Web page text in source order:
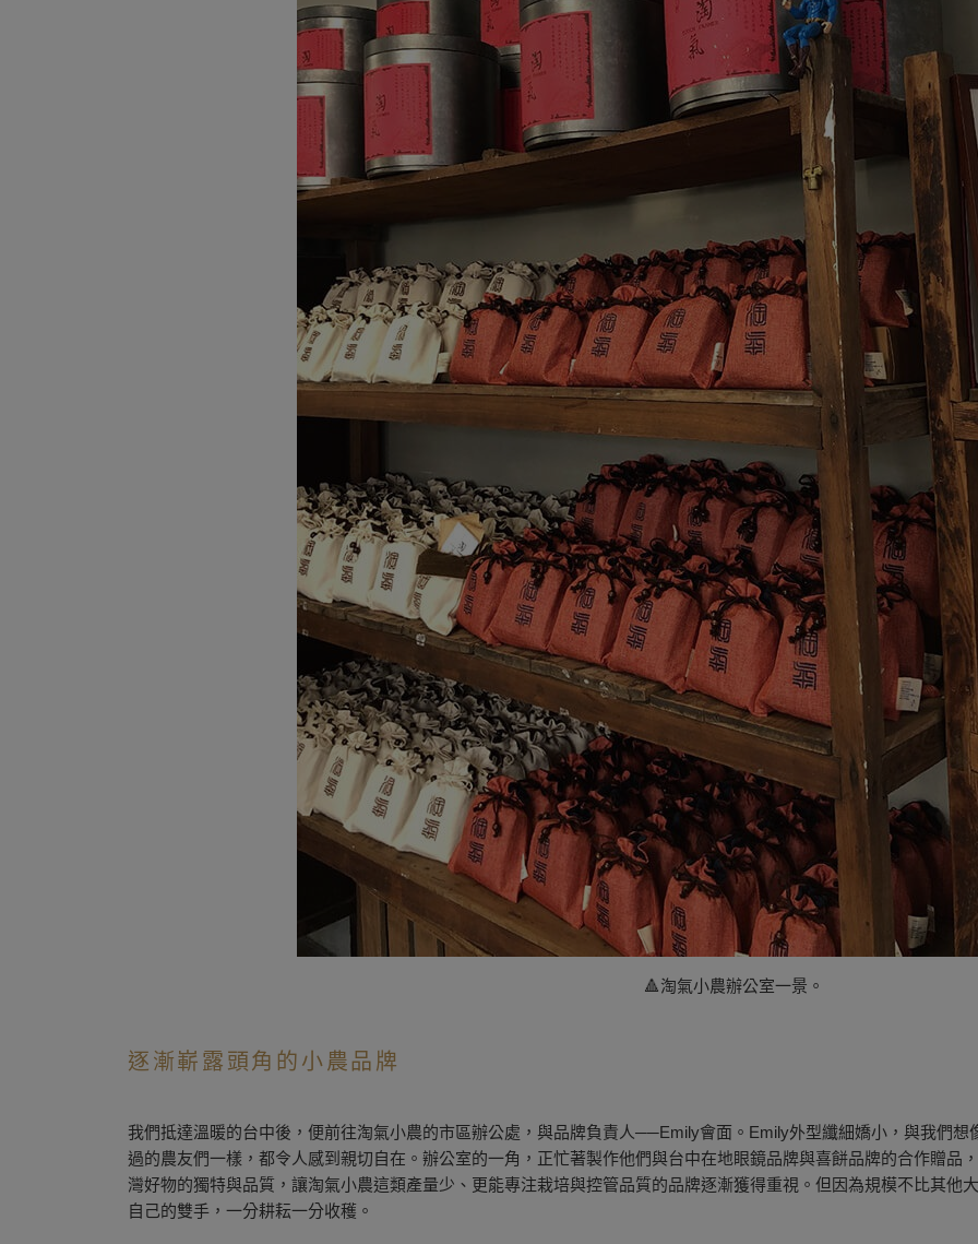
🔺淘氣小農辦公室一景。
逐漸嶄露頭角的小農品牌
我們抵達溫暖的台中後，便前往淘氣小農的市區辦公處，與品牌負責人──Emily會面。Emily外型纖細嬌小，與我們
過的農友們一樣，都令人感到親切自在。辦公室的一角，正忙著製作他們與台中在地眼鏡品牌與喜餅品牌的合作贈品
灣好物的獨特與品質，讓淘氣小農這類產量少、更能專注栽培與控管品質的品牌逐漸獲得重視。但因為規模不比其他
自己的雙手，一分耕耘一分收穫。